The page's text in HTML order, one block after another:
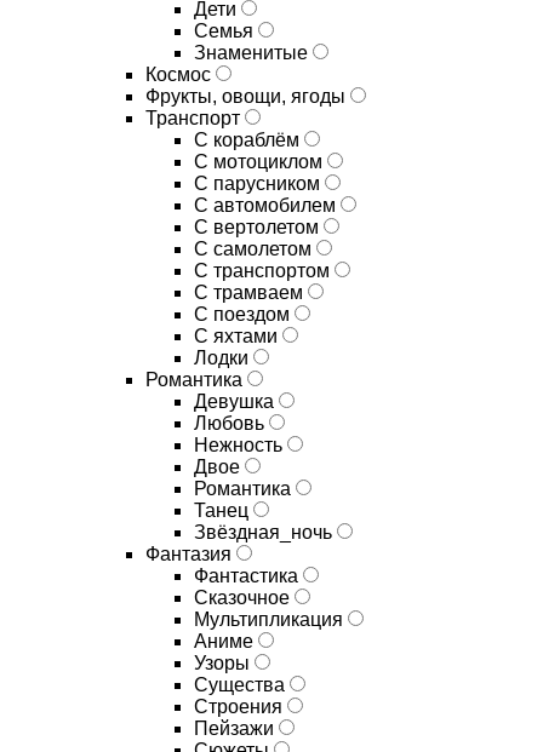
Дети
Семья
Знаменитые
Космос
Фрукты, овощи, ягоды
Транспорт
С кораблём
С мотоциклом
С парусником
С автомобилем
С вертолетом
С самолетом
С транспортом
С трамваем
С поездом
С яхтами
Лодки
Романтика
Девушка
Любовь
Нежность
Двое
Романтика
Танец
Звёздная_ночь
Фантазия
Фантастика
Сказочное
Мультипликация
Аниме
Узоры
Существа
Строения
Пейзажи